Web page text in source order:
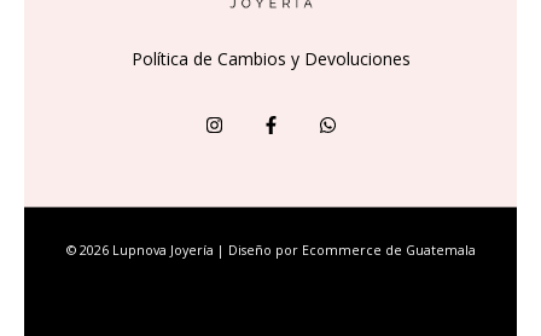
Política de Cambios y Devoluciones
© 2026 Lupnova Joyería | Diseño por Ecommerce de Guatemala